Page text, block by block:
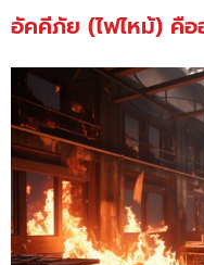
อัคคีภัย (ไฟไหม้) คือ